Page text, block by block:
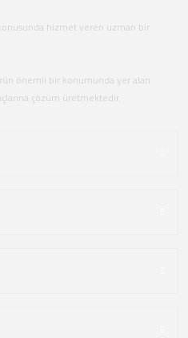
hizmet veren uzman bir
önemli bir konumunda yer alan
çözüm üretmektedir.